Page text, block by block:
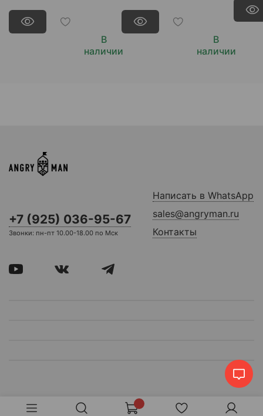
В
наличии
В
наличии
+7 (925) 036-95-67
Звонки: пн-пт 10.00-18.00 по Мск
Написать в WhatsApp
sales@angryman.ru
Контакты